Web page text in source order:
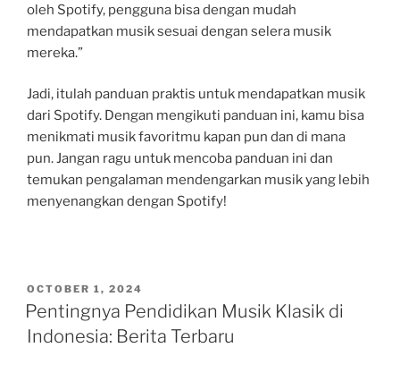
oleh Spotify, pengguna bisa dengan mudah
mendapatkan musik sesuai dengan selera musik
mereka.”
Jadi, itulah panduan praktis untuk mendapatkan musik
dari Spotify. Dengan mengikuti panduan ini, kamu bisa
menikmati musik favoritmu kapan pun dan di mana
pun. Jangan ragu untuk mencoba panduan ini dan
temukan pengalaman mendengarkan musik yang lebih
menyenangkan dengan Spotify!
POSTED
ON
OCTOBER 1, 2024
Pentingnya Pendidikan Musik Klasik di
Indonesia: Berita Terbaru